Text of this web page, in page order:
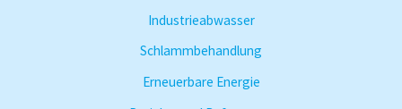
Industrieabwasser
Schlammbehandlung
Erneuerbare Energie